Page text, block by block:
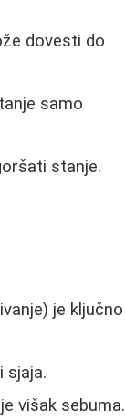
dovesti do
samo
stanje.
je ključno
sjaja.
višak sebuma.